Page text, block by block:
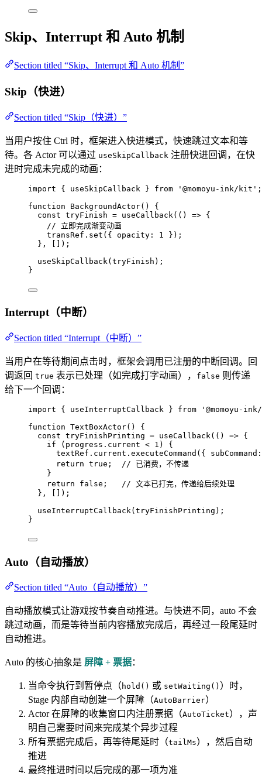
Skip、Interrupt 和 Auto 机制
Section titled “Skip、Interrupt 和 Auto 机制”
Skip（快进）
Section titled “Skip（快进）”
当用户按住 Ctrl 时，框架进入快进模式，快速跳过文本和等
待。各 Actor 可以通过 useSkipCallback 注册快进回调，在快
进时完成未完成的动画：
import { useSkipCallback } from ' @momoyu-ink/kit ' ;
function
BackgroundActor()
{
const tryFinish = useCallback ( ()
=> {
// 立即完成渐变动画
transRef . set ( { opacity: 1 } ) ;
} ,
[]);
useSkipCallback (tryFinish);
}
Interrupt（中断）
Section titled “Interrupt（中断）”
当用户在等待期间点击时，框架会调用已注册的中断回调。回
调返回 true 表示已处理（如完成打字动画）， false 则传递
给下一个回调：
import { useInterruptCallback } from ' @momoyu-
function TextBoxActor()
{
const tryFinishPrinting = useCallback ( ()
=> {
if
(progress . current < 1 )
{
textRef . current . executeCommand ( {
return true ;
// 已消费，不传递
}
return false ;
// 文本已打完，传递给后续处理
} ,
[]);
useInterruptCallback (tryFinishPrinting);
}
Auto（自动播放）
Section titled “Auto（自动播放）”
自动播放模式让游戏按节奏自动推进。与快进不同，auto 不会
跳过动画，而是等待当前内容播放完成后，再经过一段尾延时
自动推进。
Auto 的核心抽象是 屏障 + 票据：
当命令执行到暂停点（ hold() 或 setWaiting() ）时，
Stage 内部自动创建一个屏障（AutoBarrier）
Actor 在屏障的收集窗口内注册票据（AutoTicket），声
明自己需要时间来完成某个异步过程
所有票据完成后，再等待尾延时（tailMs），然后自动
推进
最终推进时间以后完成的那一项为准